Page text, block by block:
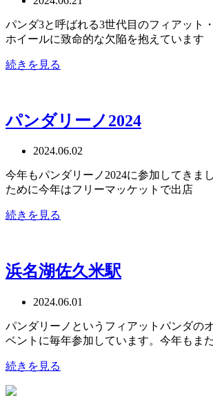
パンダ3と呼ばれる3世代目のフィアット
ホイールに致命的な欠陥を抱えています
続きを見る
パンダリーノ2024
2024.06.02
今年もパンダリーノ2024に参加してきま
ために今年はフリーマッケットで出店
続きを見る
浜名湖佐久米駅
2024.06.01
パンダリーノというフィアットパンダの
ベントに毎年参加しています。今年もまた
続きを見る